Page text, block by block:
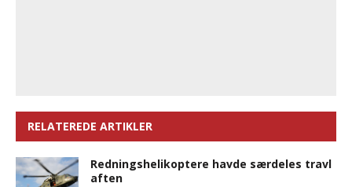
RELATEREDE ARTIKLER
Redningshelikoptere havde særdeles travl
aften